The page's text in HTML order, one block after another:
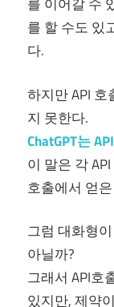
를 할 수도 있
다.
하지만 API
지 못한다.
ChatGPT는
이 말은 각
호출에서 얻
그럼 대화형
아닐까?
그래서 API호
있지만, 제약